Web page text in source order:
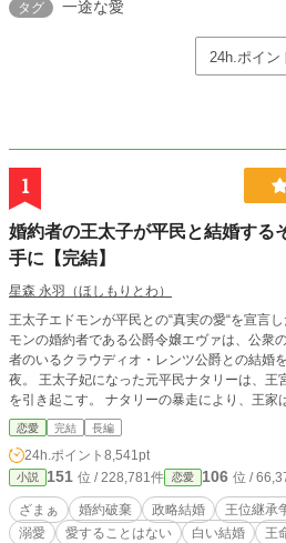
タグ 一途な愛
1
婚約者の王太子が平民と結婚する
手に【完結】
星森 永羽（ほしもりとわ）
王太子エドモンが平民との“真実の愛“を宣言した
モンの婚約者である公爵令嬢エヴァは、公衆
者のいるクラウディオ・レンツ公爵との結婚を命じられる。
夜。 王太子妃になった元平民ナタリーは、王
を引き起こす。 ナタリーの暴走により、王家は
族は焦り、貴族は離反し、反王派は勢力を拡大。 王国は“内乱寸前”へと傾い
く。 そんな中、エヴァの前に跪いたのは王太子の従弟アレクシス・レンツ。
「僕と結婚してほしい。 僕以外が王になれば、この国は沈む」 冷静で聡明な
少年は、エヴァを“未来の国母”に据えるためチャンスを
に、私をその気にさせてご覧なさい」 エヴァは、アレクシスに手を差し伸べ
た。 それからの２人は──？ ⚠️ 本作は AI の生成した文章を一部に使っていま
す。視点が頻繁に変わります。
恋愛 完結 長編
24h.ポイント 8,541pt
小説 151 位 / 228,781件 恋愛 106 位 /
ざまぁ 婚約破棄 政略結婚 王位継承
溺愛
愛することはない 白い結婚 王